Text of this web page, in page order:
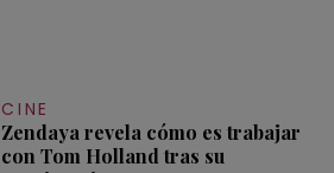
CINE
Zendaya revela cómo es trabajar
con Tom Holland tras su